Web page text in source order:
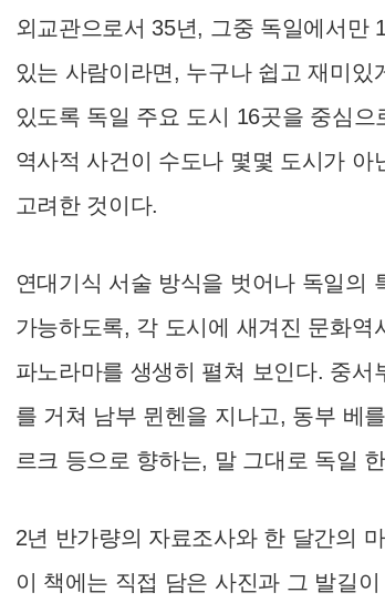
외교관으로서 35년, 그중 독일에서만
있는 사람이라면, 누구나 쉽고 재미
있도록 독일 주요 도시 16곳을 중심
역사적 사건이 수도나 몇몇 도시가
고려한 것이다.
연대기식 서술 방식을 벗어나 독일의
가능하도록, 각 도시에 새겨진 문화역
파노라마를 생생히 펼쳐 보인다. 중서
를 거쳐 남부 뮌헨을 지나고, 동부 베
르크 등으로 향하는, 말 그대로 독일
2년 반가량의 자료조사와 한 달간의
이 책에는 직접 담은 사진과 그 발길